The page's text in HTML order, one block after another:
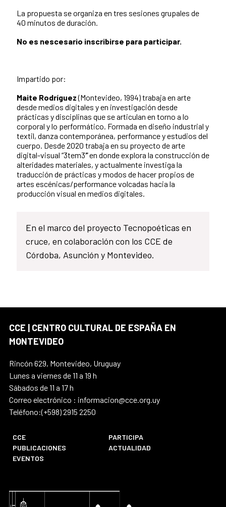
La propuesta se organiza en tres sesiones grupales de
40 minutos de duración.
No es nescesario inscribirse para participar.
Impartido por:
Maite Rodríguez(Montevideo, 1994) trabaja en arte
desde medios digitales y en investigación desde
prácticas y disciplinas que se articulan en torno a lo
corporal y lo performático. Formada en diseño industrial y
textil, danza contemporánea, performance y estudios del
cuerpo. Desde 2020 trabaja en su proyecto de arte
digital-visual “3tem3″̈ en donde explora la construcción de
alteridades materiales, y actualmente investiga la
traducción de prácticas y modos de hacer propios de
artes escénicas/performance volcadas hacia la
producción visual en medios digitales.
En el marco del proyecto Tecnopoéticas en
cruce, en colaboración con los CCE de
Córdoba, Asunción y Montevideo.
CCE | CENTRO CULTURAL DE ESPAÑA EN
MONTEVIDEO
Rincón 629, Montevideo, Uruguay
Lunes a viernes de 11 a 19 h
Sábados de 11 a 17 h
Correo electrónico : informacion@cce.org.uy
Teléfono:(+598) 2915 2250
CCE
PARTICIPA
PUBLICACIONES
ACTUALIDAD
EVENTOS